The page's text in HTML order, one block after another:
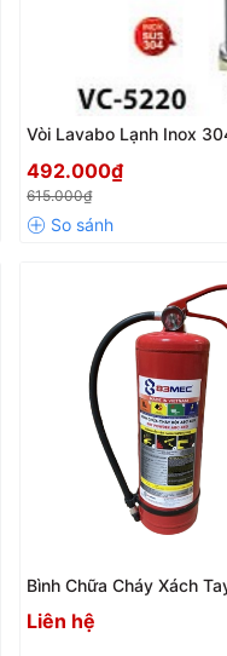
Vòi Lavabo Lạnh Inox
Lợi, Bền Bỉ
492.000₫
615.000₫
Bình Chữa Cháy Xách
4kg BQP – Chính Hãng
Phòng
Liên hệ